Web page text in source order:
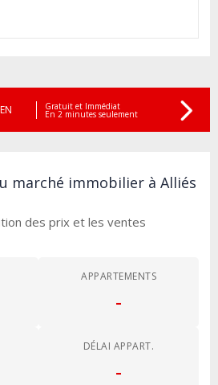
Gratuit et Immédiat
En 2 minutes seulement
marché immobilier à Alliés
des prix et les ventes
APPARTEMENTS
-
DÉLAI APPART.
-